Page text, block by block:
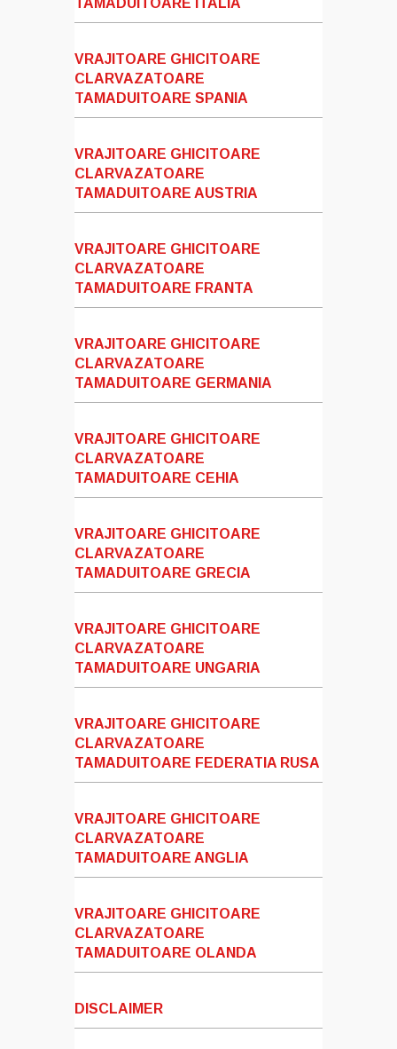
VRAJITOARE GHICITOARE
CLARVAZATOARE
TAMADUITOARE SPANIA
VRAJITOARE GHICITOARE
CLARVAZATOARE
TAMADUITOARE AUSTRIA
VRAJITOARE GHICITOARE
CLARVAZATOARE
TAMADUITOARE FRANTA
VRAJITOARE GHICITOARE
CLARVAZATOARE
TAMADUITOARE GERMANIA
VRAJITOARE GHICITOARE
CLARVAZATOARE
TAMADUITOARE CEHIA
VRAJITOARE GHICITOARE
CLARVAZATOARE
TAMADUITOARE GRECIA
VRAJITOARE GHICITOARE
CLARVAZATOARE
TAMADUITOARE UNGARIA
VRAJITOARE GHICITOARE
CLARVAZATOARE
TAMADUITOARE FEDERATIA RUSA
VRAJITOARE GHICITOARE
CLARVAZATOARE
TAMADUITOARE ANGLIA
VRAJITOARE GHICITOARE
CLARVAZATOARE
TAMADUITOARE OLANDA
DISCLAIMER